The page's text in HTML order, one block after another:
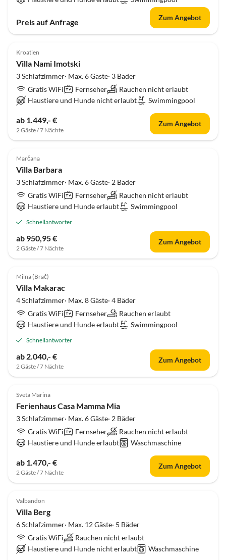
Preis auf Anfrage Zum Angebot
Kroatien
Villa Nami Imotski
3 Schlafzimmer· Max. 6 Gäste· 3 Bäder
Gratis WiFi
Fernseher
Rauchen nicht erlaubt
Haustiere und Hunde nicht erlaubt
Swimmingpool
ab 1.449,- €
2 Gäste / 7 Nächte
Zum Angebot
Marčana
Villa Barbara
3 Schlafzimmer· Max. 6 Gäste· 2 Bäder
Gratis WiFi
Fernseher
Rauchen nicht erlaubt
Haustiere und Hunde erlaubt
Swimmingpool
Schnellantworter
ab 950,95 €
2 Gäste / 7 Nächte
Zum Angebot
Milna (Brač)
Villa Makarac
4 Schlafzimmer· Max. 8 Gäste· 4 Bäder
Gratis WiFi
Fernseher
Rauchen erlaubt
Haustiere und Hunde erlaubt
Swimmingpool
Schnellantworter
ab 2.040,- €
2 Gäste / 7 Nächte
Zum Angebot
Sveta Marina
Ferienhaus Casa Mamma Mia
3 Schlafzimmer· Max. 6 Gäste· 2 Bäder
Gratis WiFi
Fernseher
Rauchen nicht erlaubt
Haustiere und Hunde erlaubt
Waschmaschine
ab 1.470,- €
2 Gäste / 7 Nächte
Zum Angebot
Valbandon
Villa Berg
6 Schlafzimmer· Max. 12 Gäste· 5 Bäder
Gratis WiFi
Rauchen nicht erlaubt
Haustiere und Hunde nicht erlaubt
Waschmaschine